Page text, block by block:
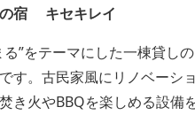
の宿 キセキレイ
”をテーマにした一棟貸し
す。古民家風にリノベーシ
き火やBBQを楽しめる設備